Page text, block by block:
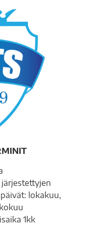
järjestettyjen
lokakuu,
1kk